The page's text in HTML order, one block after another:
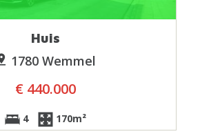
Huis
1780 Wemmel
€ 440.000
4 170m²